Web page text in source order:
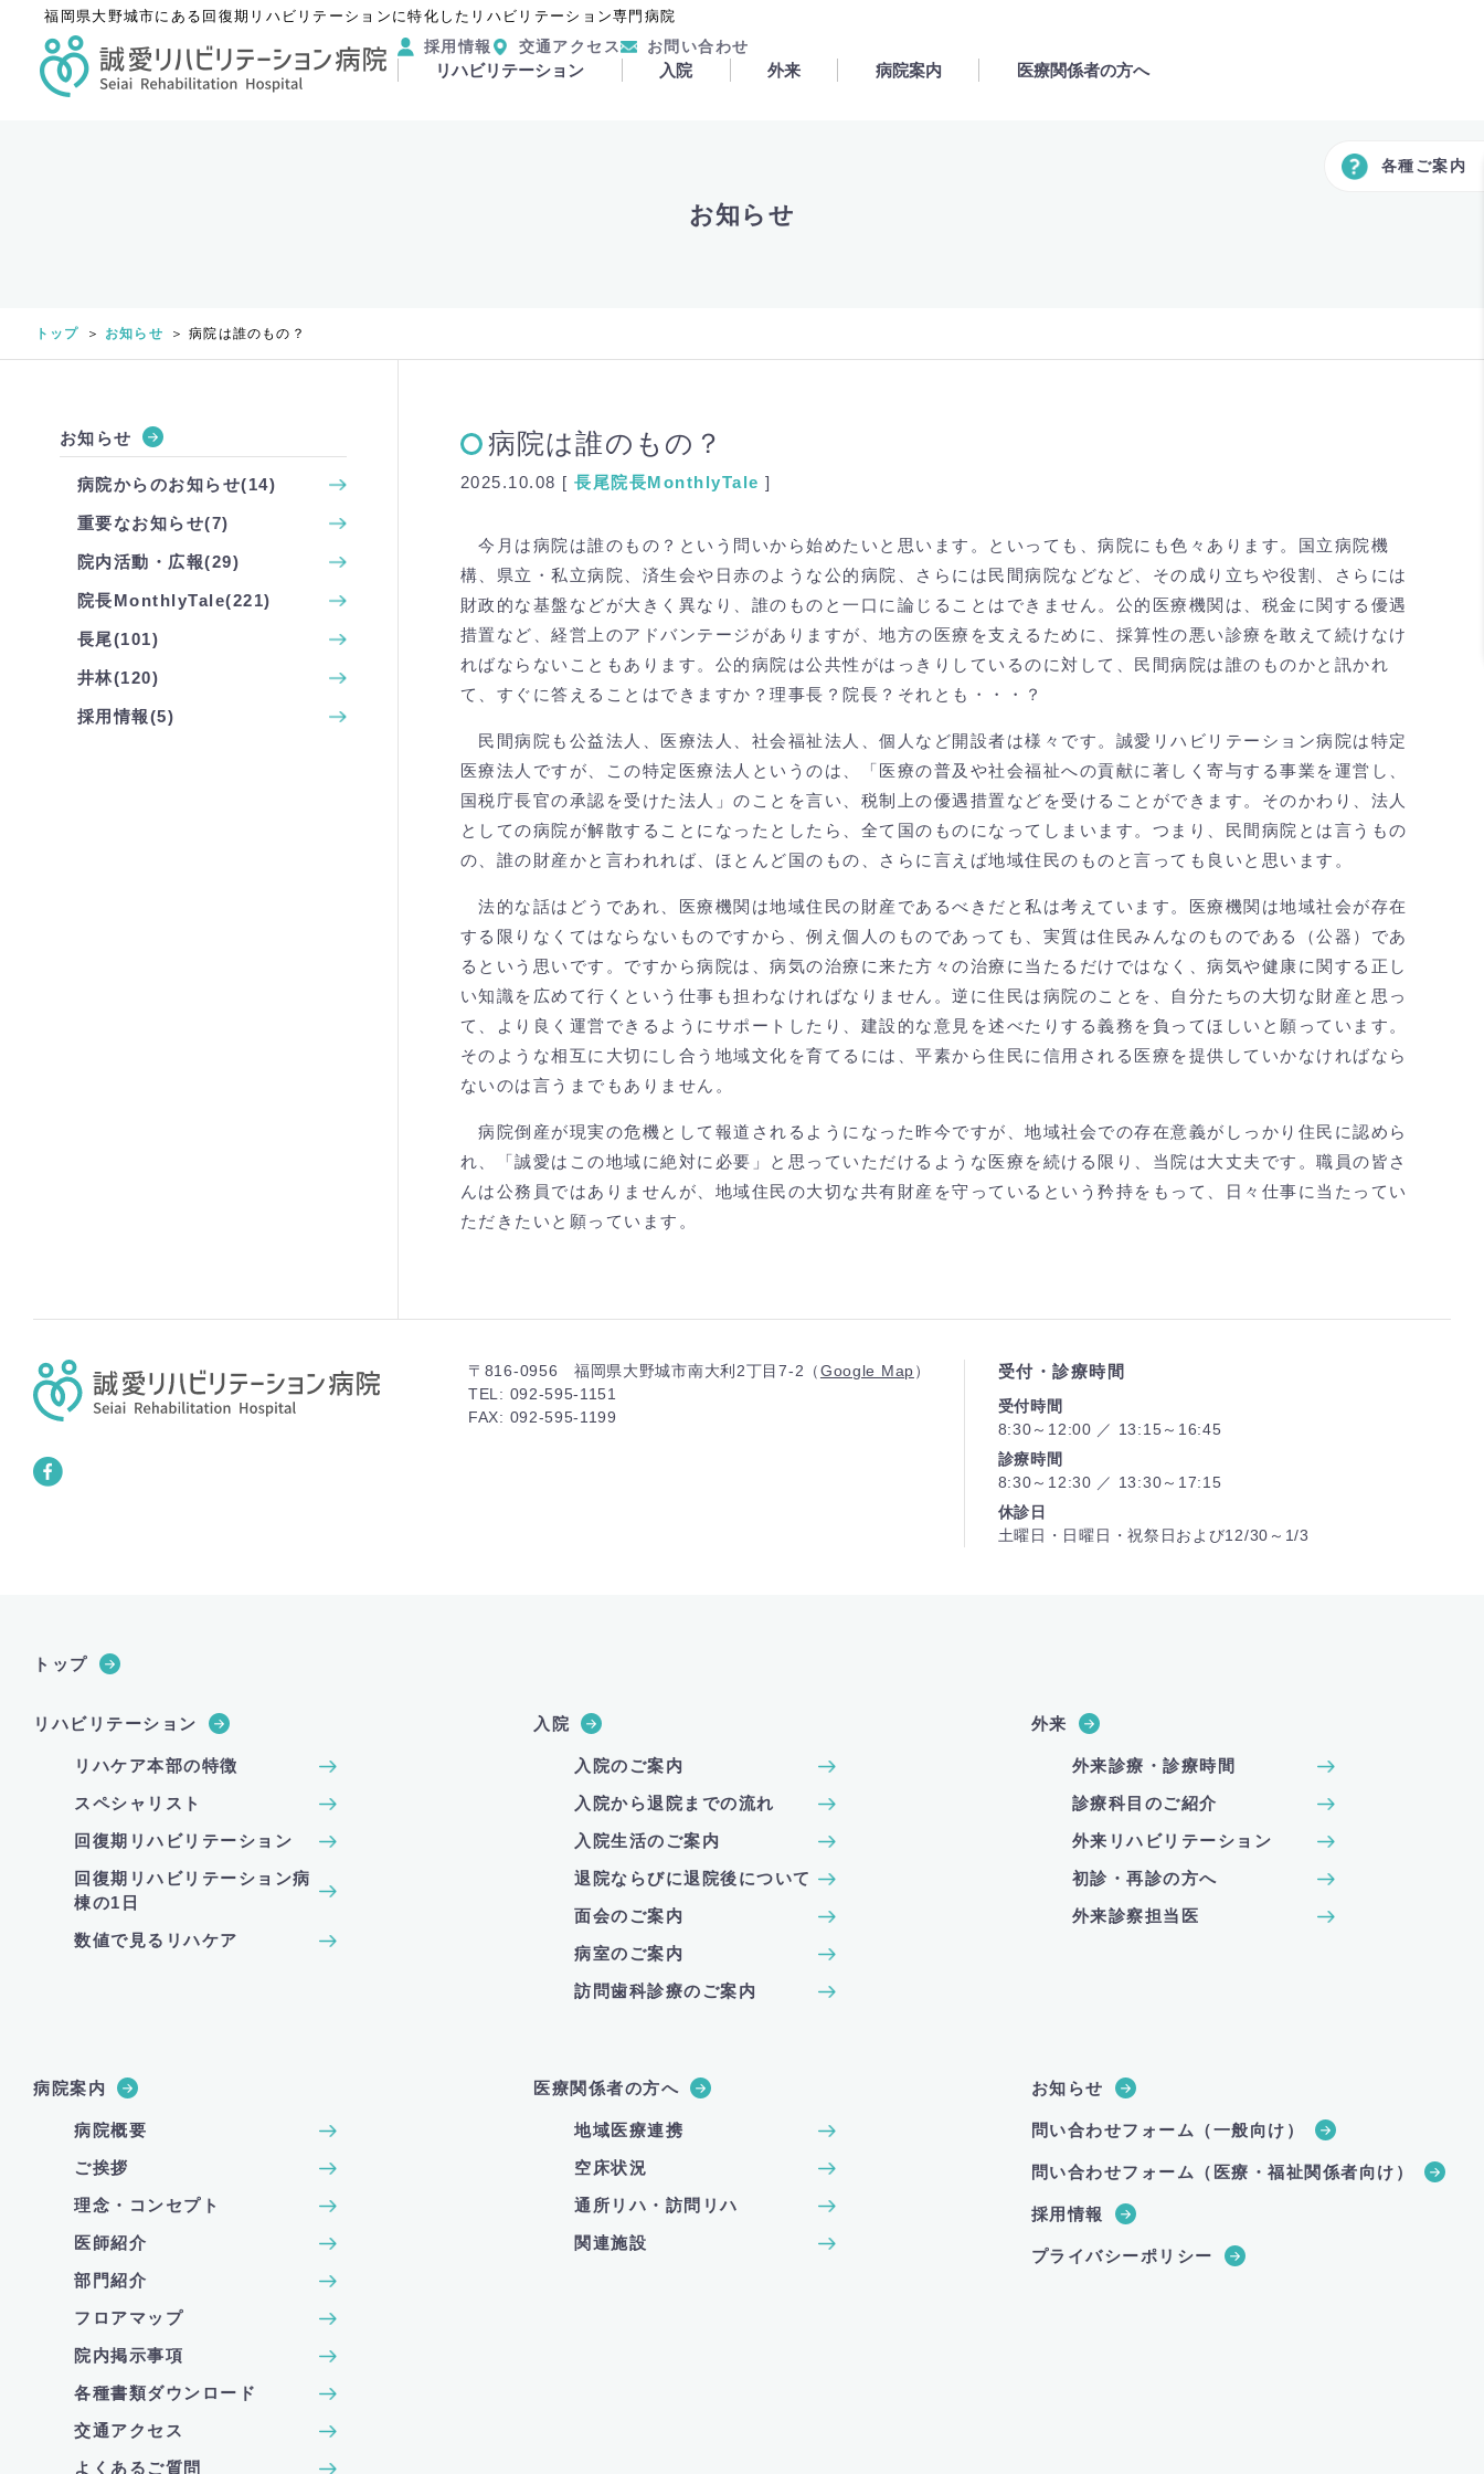
福岡県大野城市にある回復期リハビリテーションに特化したリハビリテーション専門病院
リハビリテーション 入院 外来 病院案内 医療関係者の方へ
採用情報 交通アクセス お問い合わせ
お知らせ
トップ お知らせ 病院は誰のもの？
病院は誰のもの？
2025.10.08 [ 長尾院長MonthlyTale ]
今月は病院は誰のもの？という問いから始めたいと思います。といっても、病院にも色々あります。国立病院機
構、県立・私立病院、済生会や日赤のような公的病院、さらには民間病院などなど、その成り立ちや役割、さらには
財政的な基盤などが大きく異なり、誰のものと一口に論じることはできません。公的医療機関は、税金に関する優遇
措置など、経営上のアドバンテージがありますが、地方の医療を支えるために、採算性の悪い診療を敢えて続けなけ
ればならないこともあります。公的病院は公共性がはっきりしているのに対して、民間病院は誰のものかと訊かれ
て、すぐに答えることはできますか？理事長？院長？それとも・・・？
民間病院も公益法人、医療法人、社会福祉法人、個人など開設者は様々です。誠愛リハビリテーション病院は特定
医療法人ですが、この特定医療法人というのは、「医療の普及や社会福祉への貢献に著しく寄与する事業を運営し、
国税庁長官の承認を受けた法人」のことを言い、税制上の優遇措置などを受けることができます。そのかわり、法人
としての病院が解散することになったとしたら、全て国のものになってしまいます。つまり、民間病院とは言うもの
の、誰の財産かと言われれば、ほとんど国のもの、さらに言えば地域住民のものと言っても良いと思います。
法的な話はどうであれ、医療機関は地域住民の財産であるべきだと私は考えています。医療機関は地域社会が存在
する限りなくてはならないものですから、例え個人のものであっても、実質は住民みんなのものである（公器）であ
るという思いです。ですから病院は、病気の治療に来た方々の治療に当たるだけではなく、病気や健康に関する正し
い知識を広めて行くという仕事も担わなければなりません。逆に住民は病院のことを、自分たちの大切な財産と思っ
て、より良く運営できるようにサポートしたり、建設的な意見を述べたりする義務を負ってほしいと願っています。
そのような相互に大切にし合う地域文化を育てるには、平素から住民に信用される医療を提供していかなければなら
ないのは言うまでもありません。
病院倒産が現実の危機として報道されるようになった昨今ですが、地域社会での存在意義がしっかり住民に認めら
れ、「誠愛はこの地域に絶対に必要」と思っていただけるような医療を続ける限り、当院は大丈夫です。職員の皆さ
んは公務員ではありませんが、地域住民の大切な共有財産を守っているという矜持をもって、日々仕事に当たってい
ただきたいと願っています。
お知らせ
病院からのお知らせ(14)
重要なお知らせ(7)
院内活動・広報(29)
院長MonthlyTale(221)
長尾(101)
井林(120)
採用情報(5)
〒816-0956 福岡県大野城市南大利2丁目7-2（Google Map）
TEL: 092-595-1151
FAX: 092-595-1199
受付・診療時間
受付時間
8:30～12:00 ／ 13:15～16:45
診療時間
8:30～12:30 ／ 13:30～17:15
休診日
土曜日・日曜日・祝祭日および12/30～1/3
トップ
リハビリテーション
リハケア本部の特徴
スペシャリスト
回復期リハビリテーション
回復期リハビリテーション病
棟の1日
数値で見るリハケア
入院
入院のご案内
入院から退院までの流れ
入院生活のご案内
退院ならびに退院後について
面会のご案内
病室のご案内
訪問歯科診療のご案内
外来
外来診療・診療時間
診療科目のご紹介
外来リハビリテーション
初診・再診の方へ
外来診察担当医
病院案内
病院概要
ご挨拶
理念・コンセプト
医師紹介
部門紹介
フロアマップ
院内掲示事項
各種書類ダウンロード
交通アクセス
よくあるご質問
医療関係者の方へ
地域医療連携
空床状況
通所リハ・訪問リハ
関連施設
お知らせ
問い合わせフォーム（一般向け）
問い合わせフォーム（医療・福祉関係者向け）
採用情報
プライバシーポリシー
各種ご案内